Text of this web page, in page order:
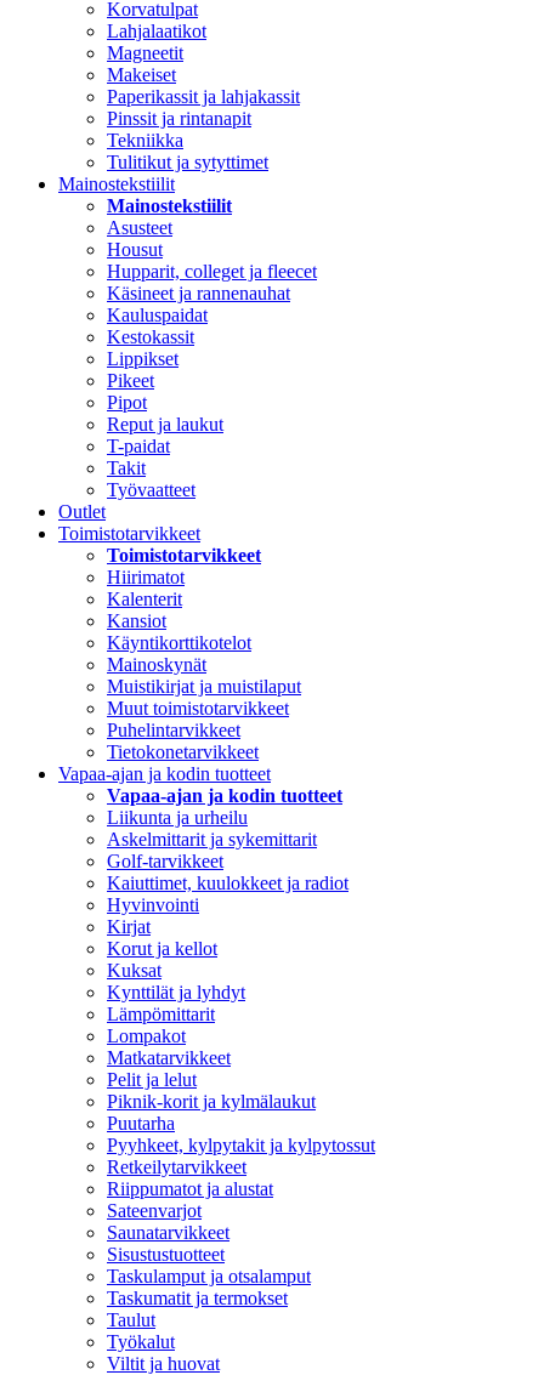
Korvatulpat
Lahjalaatikot
Magneetit
Makeiset
Paperikassit ja lahjakassit
Pinssit ja rintanapit
Tekniikka
Tulitikut ja sytyttimet
Mainostekstiilit
Mainostekstiilit
Asusteet
Housut
Hupparit, colleget ja fleecet
Käsineet ja rannenauhat
Kauluspaidat
Kestokassit
Lippikset
Pikeet
Pipot
Reput ja laukut
T-paidat
Takit
Työvaatteet
Outlet
Toimistotarvikkeet
Toimistotarvikkeet
Hiirimatot
Kalenterit
Kansiot
Käyntikorttikotelot
Mainoskynät
Muistikirjat ja muistilaput
Muut toimistotarvikkeet
Puhelintarvikkeet
Tietokonetarvikkeet
Vapaa-ajan ja kodin tuotteet
Vapaa-ajan ja kodin tuotteet
Liikunta ja urheilu
Askelmittarit ja sykemittarit
Golf-tarvikkeet
Kaiuttimet, kuulokkeet ja radiot
Hyvinvointi
Kirjat
Korut ja kellot
Kuksat
Kynttilät ja lyhdyt
Lämpömittarit
Lompakot
Matkatarvikkeet
Pelit ja lelut
Piknik-korit ja kylmälaukut
Puutarha
Pyyhkeet, kylpytakit ja kylpytossut
Retkeilytarvikkeet
Riippumatot ja alustat
Sateenvarjot
Saunatarvikkeet
Sisustustuotteet
Taskulamput ja otsalamput
Taskumatit ja termokset
Taulut
Työkalut
Viltit ja huovat